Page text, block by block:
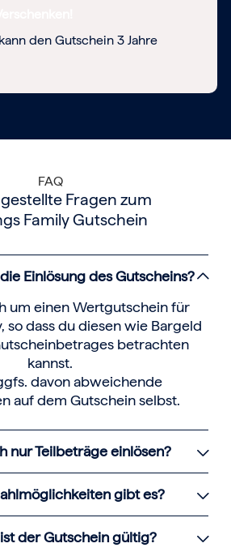
den Gutschein 3 Jahre
FAQ
Fragen zum
Family Gutschein
Einlösung des Gutscheins?
um einen Wertgutschein für
so dass du diesen wie Bargeld
betrachten
kannst.
davon abweichende
auf dem Gutschein selbst.
nur Teilbeträge einlösen?
gibt es?
der Gutschein gültig?